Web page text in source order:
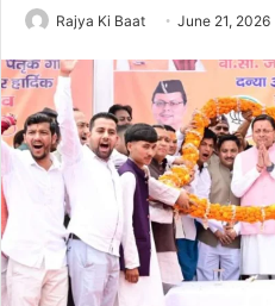
Rajya Ki Baat June 21, 2026